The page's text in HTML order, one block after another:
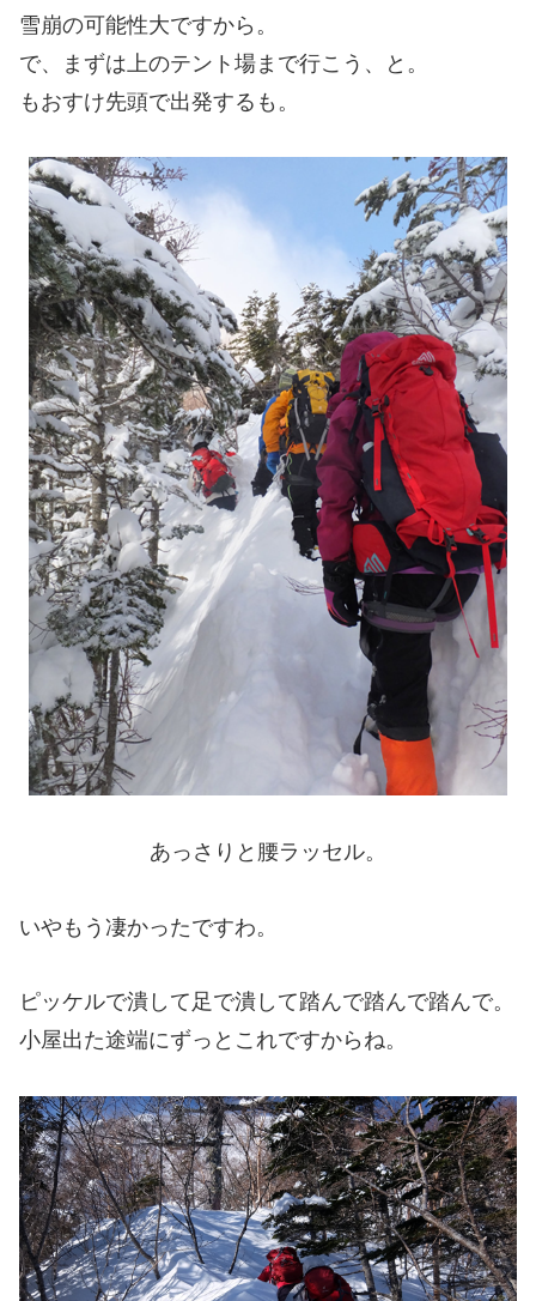
雪崩の可能性大ですから。
で、まずは上のテント場まで行こう、と。
もおすけ先頭で出発するも。
あっさりと腰ラッセル。
いやもう凄かったですわ。
ピッケルで潰して足で潰して踏んで踏んで踏んで。
小屋出た途端にずっとこれですからね。